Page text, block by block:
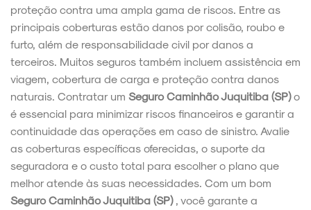
proteção contra uma ampla gama de riscos. Entre as
principais coberturas estão danos por colisão, roubo e
furto, além de responsabilidade civil por danos a
terceiros. Muitos seguros também incluem assistência em
viagem, cobertura de carga e proteção contra danos
naturais. Contratar um Seguro Caminhão Juquitiba (SP)o
é essencial para minimizar riscos financeiros e garantir a
continuidade das operações em caso de sinistro. Avalie
as coberturas específicas oferecidas, o suporte da
seguradora e o custo total para escolher o plano que
melhor atende às suas necessidades. Com um bom
Seguro Caminhão Juquitiba (SP) , você garante a